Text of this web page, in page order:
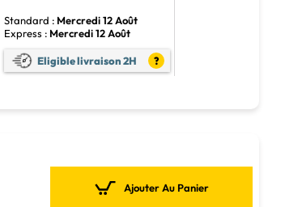
Standard : Mercredi 12 Août
Express : Mercredi 12 Août
Eligible livraison 2H ?
Ajouter Au Panier